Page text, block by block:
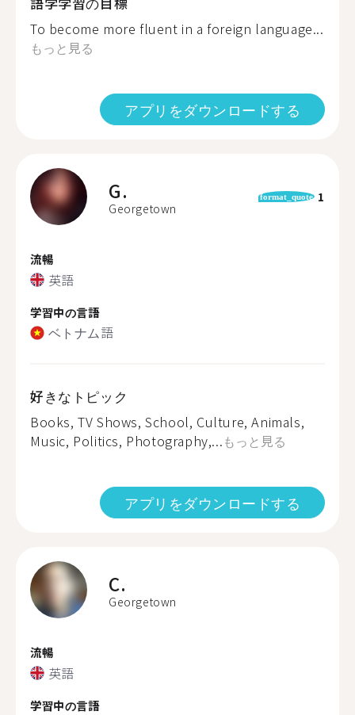
To become more fluent in a foreign language...
もっと見る
アプリをダウンロードする
G.
Georgetown
format_quote 1
流暢
英語
学習中の言語
ベトナム語
好きなトピック
Books, TV Shows, School, Culture, Animals,
Music, Politics, Photography,...もっと見る
アプリをダウンロードする
C.
Georgetown
流暢
英語
学習中の言語